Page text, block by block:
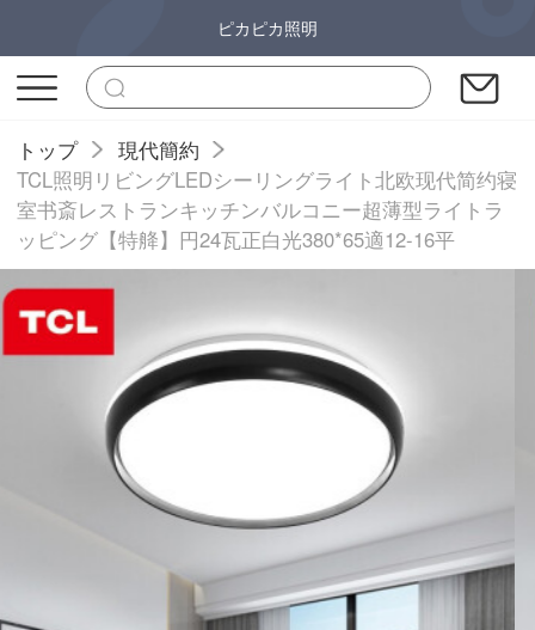
ピカピカ照明
トップ
現代簡約
TCL照明リビングLEDシーリングライト北欧现代简约寝
室书斎レストランキッチンバルコニー超薄型ライトラ
ッピング【特舽】円24瓦正白光380*65適12-16平